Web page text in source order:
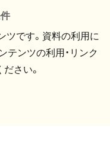
ツです。資料の利用に
ンテンツの利用・リンク
さい。